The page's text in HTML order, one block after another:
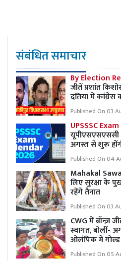
संबंधित समाचार
By Election
जीतें प्रशांत
दतिया में कांग्रेस
Published On 03
UPSSSC
यूपीएसएसएससी
अगस्त से शुरू
Published On 04
Mahakal
लिए सुरक्षा के
रहेंगे तैनात
Published On 03
CWG में ब्रॉन्ज़
स्वागत, बोलीं-
ओलंपिक में गोल्ड
Published On 05